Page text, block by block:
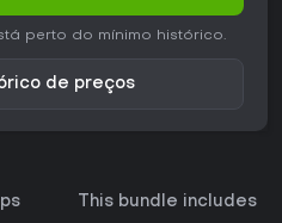
perto do mínimo histórico.
de preços
This bundle includes